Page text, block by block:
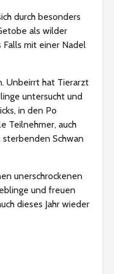
durch besonders
als wilder
mit einer Nadel
Unbeirrt hat Tierarzt
untersucht und
in den Po
Teilnehmer, auch
Schwan
unerschrockenen
und freuen
dieses Jahr wieder